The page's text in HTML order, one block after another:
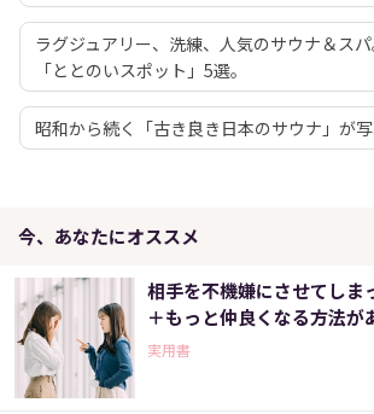
ラグジュアリー、洗練、人気のサウナ＆ス
「ととのいスポット」5選。
昭和から続く「古き良き日本のサウナ」が写
今、あなたにオススメ
相手を不機嫌にさせてし
＋もっと仲良くなる方法が
実用書